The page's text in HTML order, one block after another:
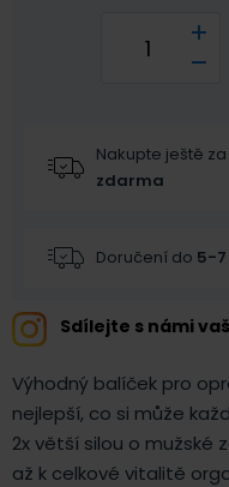
Nakupte ještě za
zdarma
Doručení do 5-
Sdílejte s námi
Výhodný balíček pro
nejlepší, co si může
2x větší silou o mužské
až k celkové vitalitě